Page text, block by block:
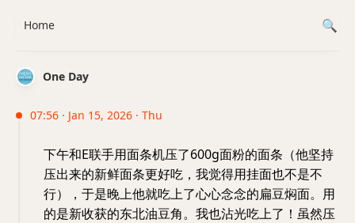
One Day
07:56 · Jan 15, 2026 · Thu
下午和E联手用面条机压了600g面粉的面条（他坚持
压出来的新鲜面条更好吃，我觉得用挂面也不是不
行），于是晚上他就吃上了心心念念的扁豆焖面。用
的是新收获的东北油豆角。我也沾光吃上了！虽然压
Home